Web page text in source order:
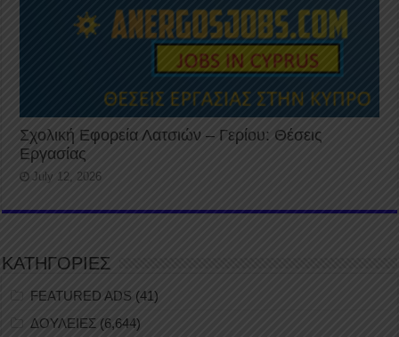
Σχολική Εφορεία Λατσιών – Γερίου: Θέσεις
Εργασίας
July 12, 2026
ΚΑΤΗΓΟΡΙΕΣ
FEATURED ADS (41)
ΔΟΥΛΕΙΕΣ (6,644)